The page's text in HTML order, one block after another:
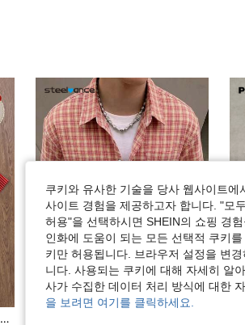
27 10
쿠키와 유사한 기술을 당사 웹사이트
사이트 경험을 제공하고자 합니다. "모
허용"을 선택하시면 SHEIN의 쇼핑 경
인화에 도움이 되는 모든 선택적 쿠키
키만 허용됩니다. 브라우저 설정을 변
니다. 사용되는 쿠키에 대해 자세히 알
사가 수집한 데이터 처리 방식에 대한
을 보려면 여기를 클릭하세요.